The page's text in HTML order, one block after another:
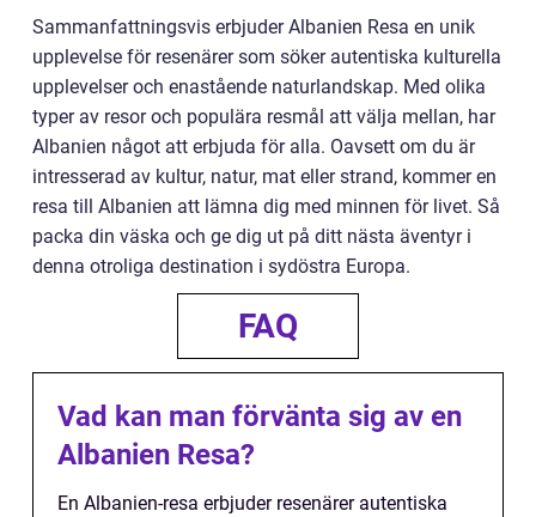
Sammanfattningsvis erbjuder Albanien Resa en unik
upplevelse för resenärer som söker autentiska kulturella
upplevelser och enastående naturlandskap. Med olika
typer av resor och populära resmål att välja mellan, har
Albanien något att erbjuda för alla. Oavsett om du är
intresserad av kultur, natur, mat eller strand, kommer en
resa till Albanien att lämna dig med minnen för livet. Så
packa din väska och ge dig ut på ditt nästa äventyr i
denna otroliga destination i sydöstra Europa.
FAQ
Vad kan man förvänta sig av en
Albanien Resa?
En Albanien-resa erbjuder resenärer autentiska